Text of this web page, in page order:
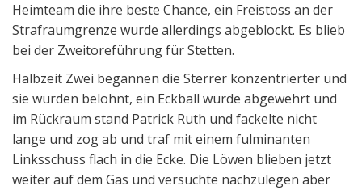
Heimteam die ihre beste Chance, ein Freistoss an der
Strafraumgrenze wurde allerdings abgeblockt. Es blieb
bei der Zweitoreführung für Stetten.
Halbzeit Zwei begannen die Sterrer konzentrierter und
sie wurden belohnt, ein Eckball wurde abgewehrt und
im Rückraum stand Patrick Ruth und fackelte nicht
lange und zog ab und traf mit einem fulminanten
Linksschuss flach in die Ecke. Die Löwen blieben jetzt
weiter auf dem Gas und versuchte nachzulegen aber